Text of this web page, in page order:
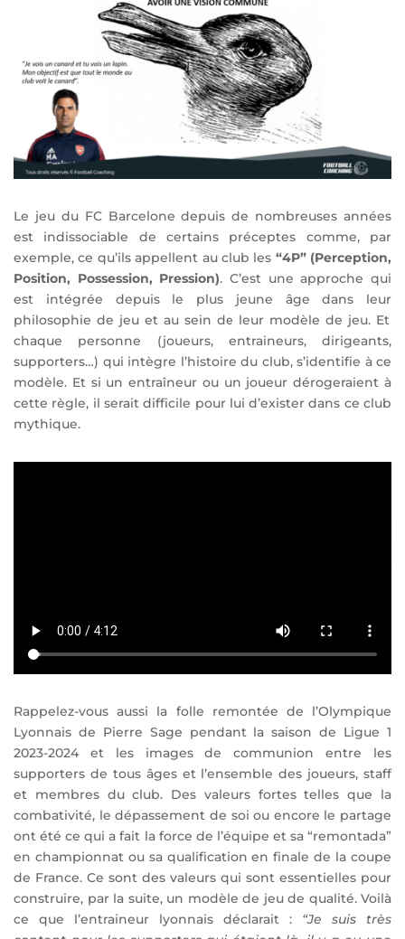
Le jeu du FC Barcelone depuis de nombreuses années
est indissociable de certains préceptes comme,par
exemple, ce qu’ilsappellent au club les “4P” (Perception,
Position, Possession, Pression).C’est une approche qui
est intégrée depuis le plus jeune âge dans leur
philosophie de jeu et au sein de leur modèle de jeu. Et
chaque personne (joueurs, entraineurs, dirigeants,
supporters…) qui intègre l’histoire du club, s’identifie à ce
modèle. Et si un entraîneur ou un joueur dérogeraient à
cette règle, il serait difficile pour lui d’exister dans ce club
mythique.
Rappelez-vous aussi la folle remontée de l’Olympique
Lyonnais de Pierre Sage pendant la saison de Ligue 1
2023-2024 et les images de communion entre les
supporters de tous âges et l’ensemble des joueurs, staff
et membres du club. Des valeurs fortes telles que la
combativité, le dépassement de soi ou encore le partage
ont été ce qui a fait la force de l’équipe et sa “remontada”
en championnat ou sa qualification en finale de la coupe
de France. Ce sont des valeurs qui sont essentielles pour
construire, par la suite, un modèle de jeu de qualité. Voilà
ce que l’entraineur lyonnais déclarait : “Je suis très